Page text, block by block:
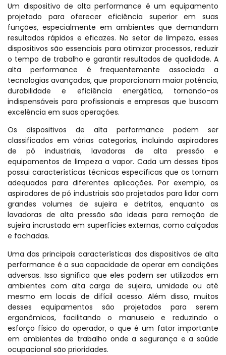
Um dispositivo de alta performance é um equipamento
projetado para oferecer eficiência superior em suas
funções, especialmente em ambientes que demandam
resultados rápidos e eficazes. No setor de limpeza, esses
dispositivos são essenciais para otimizar processos, reduzir
o tempo de trabalho e garantir resultados de qualidade. A
alta performance é frequentemente associada a
tecnologias avançadas, que proporcionam maior potência,
durabilidade e eficiência energética, tornando-os
indispensáveis para profissionais e empresas que buscam
excelência em suas operações.
Os dispositivos de alta performance podem ser
classificados em várias categorias, incluindo aspiradores
de pó industriais, lavadoras de alta pressão e
equipamentos de limpeza a vapor. Cada um desses tipos
possui características técnicas específicas que os tornam
adequados para diferentes aplicações. Por exemplo, os
aspiradores de pó industriais são projetados para lidar com
grandes volumes de sujeira e detritos, enquanto as
lavadoras de alta pressão são ideais para remoção de
sujeira incrustada em superfícies externas, como calçadas
e fachadas.
Uma das principais características dos dispositivos de alta
performance é a sua capacidade de operar em condições
adversas. Isso significa que eles podem ser utilizados em
ambientes com alta carga de sujeira, umidade ou até
mesmo em locais de difícil acesso. Além disso, muitos
desses equipamentos são projetados para serem
ergonômicos, facilitando o manuseio e reduzindo o
esforço físico do operador, o que é um fator importante
em ambientes de trabalho onde a segurança e a saúde
ocupacional são prioridades.